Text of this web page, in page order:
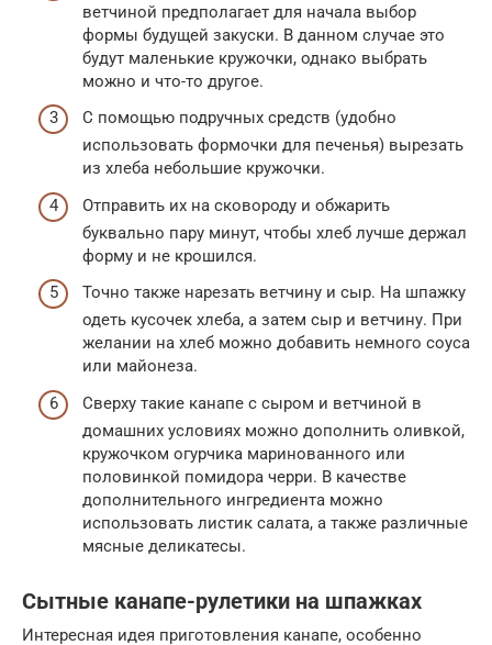
ветчиной предполагает для начала выбор
формы будущей закуски. В данном случае это
будут маленькие кружочки, однако выбрать
можно и что-то другое.
С помощью подручных средств (удобно
использовать формочки для печенья) вырезать
из хлеба небольшие кружочки.
Отправить их на сковороду и обжарить
буквально пару минут, чтобы хлеб лучше держал
форму и не крошился.
Точно также нарезать ветчину и сыр. На шпажку
одеть кусочек хлеба, а затем сыр и ветчину. При
желании на хлеб можно добавить немного соуса
или майонеза.
Сверху такие канапе с сыром и ветчиной в
домашних условиях можно дополнить оливкой,
кружочком огурчика маринованного или
половинкой помидора черри. В качестве
дополнительного ингредиента можно
использовать листик салата, а также различные
мясные деликатесы.
Сытные канапе-рулетики на шпажках
Интересная идея приготовления канапе, особенно